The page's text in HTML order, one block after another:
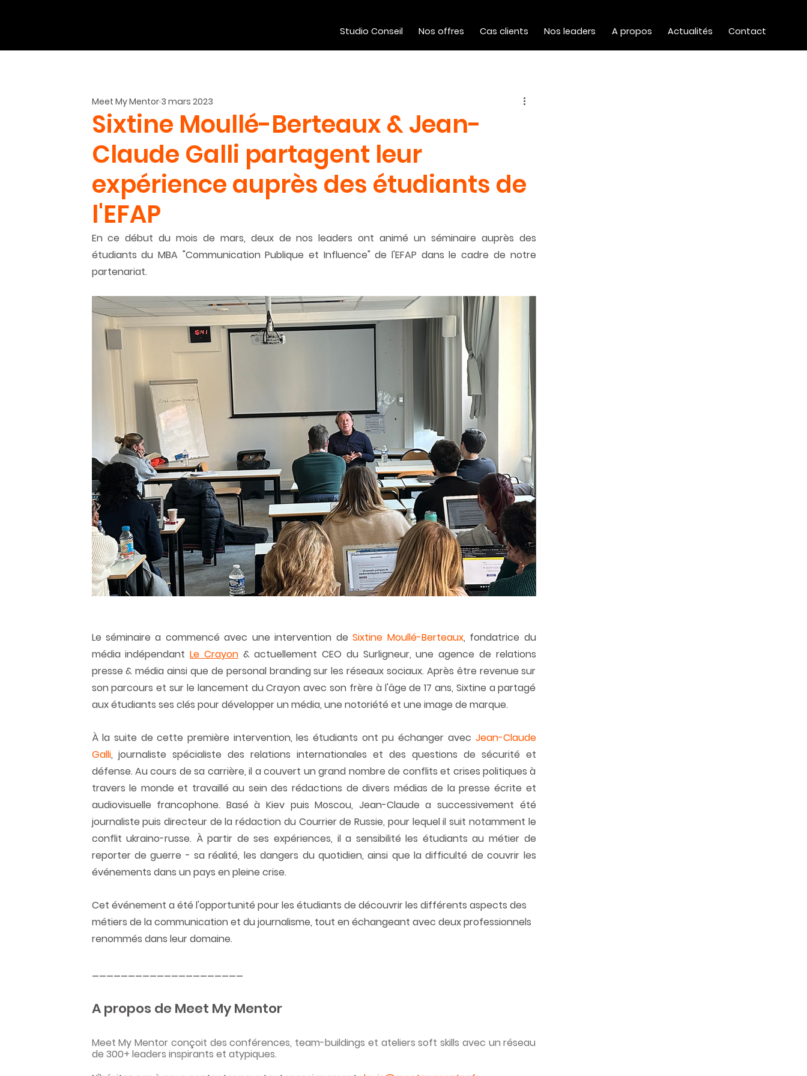
Studio Conseil Nos offres Cas clients Nos leaders A propos Actualités Contact
Sixtine Moullé-Berteaux & Jean-
Claude Galli partagent leur
expérience auprès des étudiants de
l'EFAP
Meet My Mentor 3 mars 2023
En ce début du mois de mars, deux de nos leaders ont animé un séminaire auprès des
étudiants du MBA "Communication Publique et Influence" de l'EFAP dans le cadre de notre
partenariat.
Le séminaire a commencé avec une intervention de Sixtine Moullé-Berteaux, fondatrice du
média indépendant Le Crayon & actuellement CEO du Surligneur, une agence de relations
presse & média ainsi que de personal branding sur les réseaux sociaux. Après être revenue sur
son parcours et sur le lancement du Crayon avec son frère à l'âge de 17 ans, Sixtine a partagé
aux étudiants ses clés pour développer un média, une notoriété et une image de marque.
À la suite de cette première intervention, les étudiants ont pu échanger avec Jean-Claude
Galli, journaliste spécialiste des relations internationales et des questions de sécurité et
défense. Au cours de sa carrière, il a couvert un grand nombre de conflits et crises politiques à
travers le monde et travaillé au sein des rédactions de divers médias de la presse écrite et
audiovisuelle francophone. Basé à Kiev puis Moscou, Jean-Claude a successivement été
journaliste puis directeur de la rédaction du Courrier de Russie, pour lequel il suit notamment le
conflit ukraino-russe. À partir de ses expériences, il a sensibilité les étudiants au métier de
reporter de guerre - sa réalité, les dangers du quotidien, ainsi que la difficulté de couvrir les
événements dans un pays en pleine crise.
Cet événement a été l'opportunité pour les étudiants de découvrir les différents aspects des
métiers de la communication et du journalisme, tout en échangeant avec deux professionnels
renommés dans leur domaine.
A propos de Meet My Mentor
Meet My Mentor conçoit des conférences, team-buildings et ateliers soft skills avec un réseau
de 300+ leaders inspirants et atypiques.